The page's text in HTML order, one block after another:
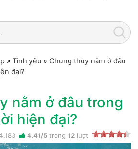
» Tình yêu » Chung thủy nằm ở đâu
đại?
nằm ở đâu trong
hiện đại?
4.41/5 trong 12 lượt